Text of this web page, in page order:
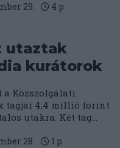
29. 4 p
utaztak
kurátorok
a Közszolgálati
tagjai 4,4 millió forint
utakra. Két tag...
28. 1 p